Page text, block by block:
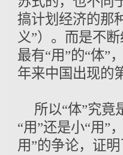
搞计划经济的那
义”）。而是不
最有“用”的“体”
年来中国出现的
所以“体”究竟
“用”还是小“用”
用”的争论，证